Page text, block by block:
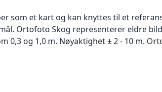
som et kart og kan knyttes til et
Ortofoto Skog representerer eldre
0,3 og 1,0 m. Nøyaktighet ± 2 - 10 m.